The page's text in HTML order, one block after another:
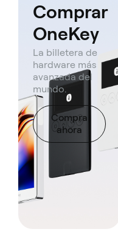
Comprar
OneKey
La billetera de
hardware más
avanzada del
mundo.
Compra
ahora